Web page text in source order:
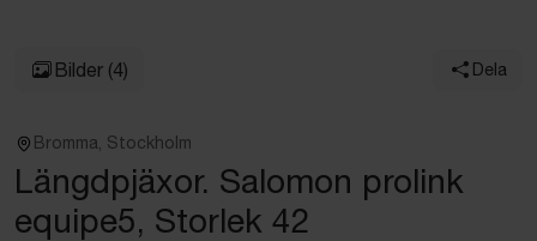
Bilder (4) Dela
Bromma, Stockholm
Längdpjäxor. Salomon prolink
equipe5, Storlek 42